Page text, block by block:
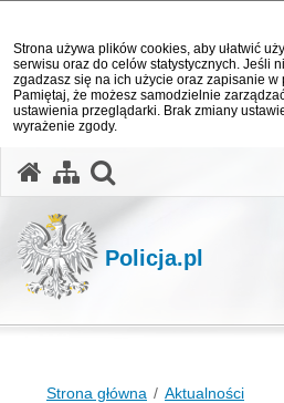
Strona używa plików cookies, aby ułatwić
serwisu oraz do celów statystycznych. Jeśli
zgadzasz się na ich użycie oraz zapisanie w
Pamiętaj, że możesz samodzielnie
ustawienia przeglądarki. Brak zmiany
wyrażenie zgody.
Policja.pl
Strona główna Aktualności